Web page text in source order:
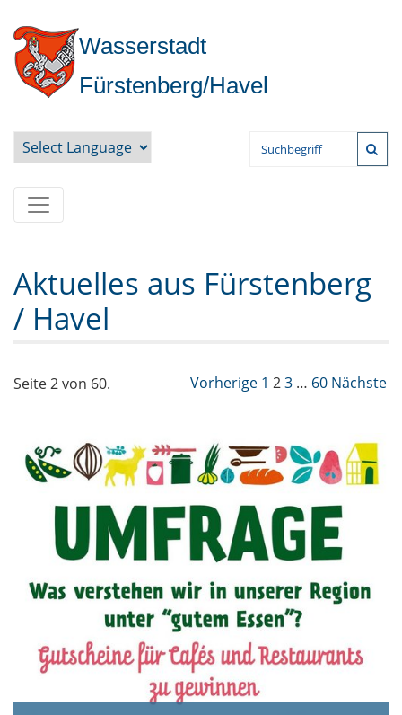
Wasserstadt
Fürstenberg/Havel
Aktuelles aus Fürstenberg
/ Havel
Seite 2 von 60. Vorherige 1 23 … 60 Nächste